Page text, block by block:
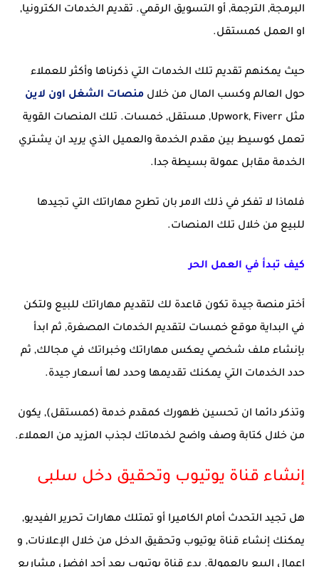
البرمجة, الترجمة, أو التسويق الرقمي. تقديم الخدمات الكترونيا,
او العمل كمستقل.
حيث يمكنهم تقديم تلك الخدمات التي ذكرناها وأكثر للعملاء
حول العالم وكسب المال من خلال منصات الشغل اون لاين
مثل Upwork, Fiverr, مستقل, خمسات. تلك المنصات القوية
تعمل كوسيط بين مقدم الخدمة والعميل الذي يريد ان يشتري
الخدمة مقابل عمولة بسيطة جدا.
فلماذا لا تفكر في ذلك الامر بان تطرح مهاراتك التي تجيدها
للبيع من خلال تلك المنصات.
كيف تبدأ في العمل الحر
أختر منصة جيدة تكون قاعدة لك لتقديم مهاراتك للبيع ولتكن
في البداية موقع خمسات لتقديم الخدمات المصغرة, ثم ابدأ
بإنشاء ملف شخصي يعكس مهاراتك وخبراتك في مجالك, ثم
حدد الخدمات التي يمكنك تقديمها وحدد لها أسعار جيدة.
وتذكر دائما ان تحسين ظهورك كمقدم خدمة (كمستقل), يكون
من خلال كتابة وصف واضح لخدماتك لجذب المزيد من العملاء.
إنشاء قناة يوتيوب وتحقيق دخل سلبى
هل تجيد التحدث أمام الكاميرا أو تمتلك مهارات تحرير الفيديو,
يمكنك إنشاء قناة يوتيوب وتحقيق الدخل من خلال الإعلانات, و